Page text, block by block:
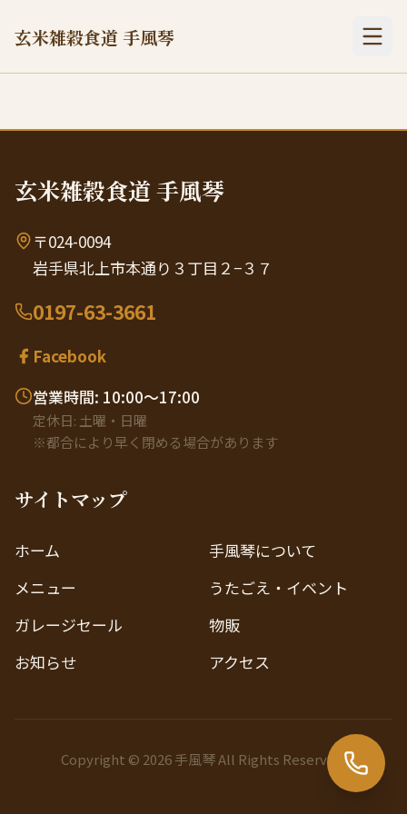
玄米雑穀食道 手風琴
玄米雑穀食道 手風琴
〒024-0094
岩手県北上市本通り３丁目２−３７
0197-63-3661
Facebook
営業時間: 10:00〜17:00
定休日: 土曜・日曜
※都合により早く閉める場合があります
サイトマップ
ホーム
手風琴について
メニュー
うたごえ・イベント
ガレージセール
物販
お知らせ
アクセス
Copyright © 2026 手風琴 All Rights Reserved.